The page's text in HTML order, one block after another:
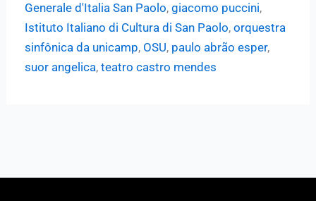
de
Generale d'Italia San Paolo, giacomo puccini,
Istituto Italiano di Cultura di San Paolo, orquestra
sinfônica da unicamp, OSU, paulo abrão esper,
suor angelica, teatro castro mendes